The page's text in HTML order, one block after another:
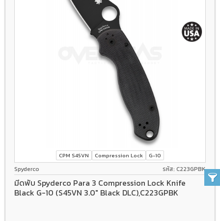
CPM S45VN Compression Lock G-10
Spyderco รหัส: C223GPBK
มีดพับ Spyderco Para 3 Compression Lock Knife
Black G-10 (S45VN 3.0" Black DLC),C223GPBK